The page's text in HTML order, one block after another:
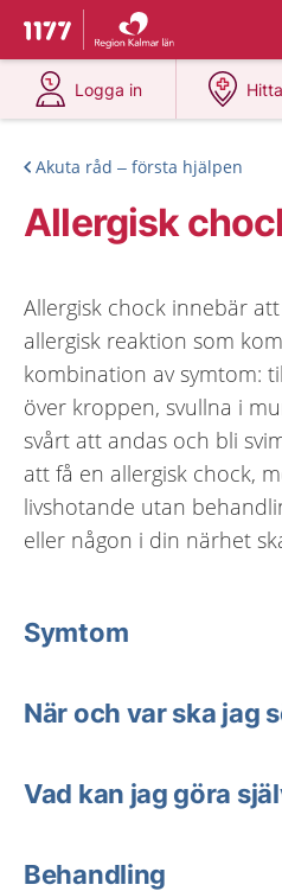
Till startsidan för 1177
Du har valt region
Logga in
på 1177.se
Akuta råd – första hjälpen
Allergisk
Allergisk chock innebär
allergisk reaktion som
kombination av symtom:
över kroppen, svullna i
svårt att andas och bli
att få en allergisk chock,
livshotande utan
eller någon i din närhet
Symtom
När och var ska jag
Vad kan jag göra
Behandling